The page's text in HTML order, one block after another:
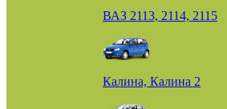
ВАЗ 2113, 2114, 2115
Калина, Калина 2